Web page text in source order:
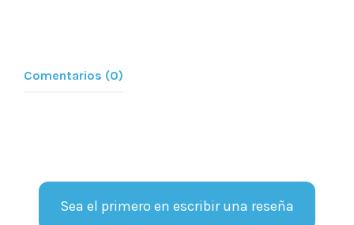
Comentarios (0)
Sea el primero en escribir una reseña